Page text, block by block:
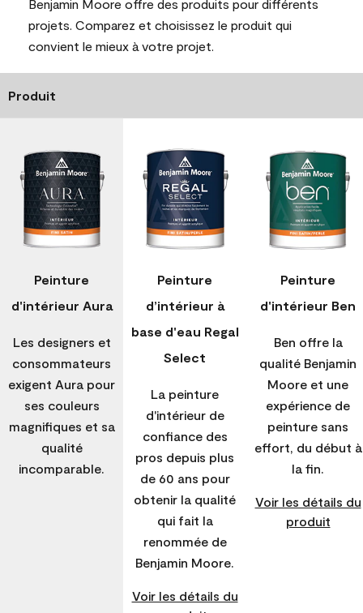
Benjamin Moore offre des produits pour différents
projets. Comparez et choisissez le produit qui
convient le mieux à votre projet.
Produit
Peinture
d'intérieur Aura
Les designers et
consommateurs
exigent Aura pour
ses couleurs
magnifiques et sa
qualité
incomparable.
Peinture
d’intérieur à
base d'eau Regal
Select
La peinture
d'intérieur de
confiance des
pros depuis plus
de 60 ans pour
obtenir la qualité
qui fait la
renommée de
Benjamin Moore.
Voir les détails du
Peinture
d'intérieur Ben
Ben offre la
qualité Benjamin
Moore et une
expérience de
peinture sans
effort, du début à
la fin.
Voir les détails du
produit